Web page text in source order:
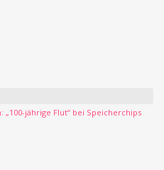
jährige Flut“ bei Speicherchips